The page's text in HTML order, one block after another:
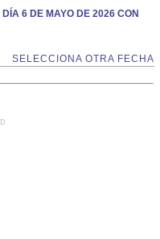
6 DE MAYO DE 2026 CON
SELECCIONA OTRA FECHA